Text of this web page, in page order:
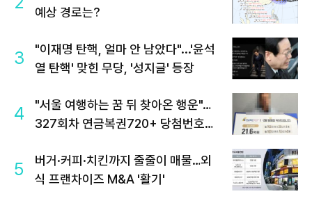
예상 경로는?
3
"이재명 탄핵, 얼마 안 남았다"...'윤석
열 탄핵' 맞힌 무당, '성지글' 등장
4
"서울 여행하는 꿈 뒤 찾아온 행운"…
327회차 연금복권720+ 당첨번호조
5
버거·커피·치킨까지 줄줄이 매물…외
식 프랜차이즈 M&A '활기'